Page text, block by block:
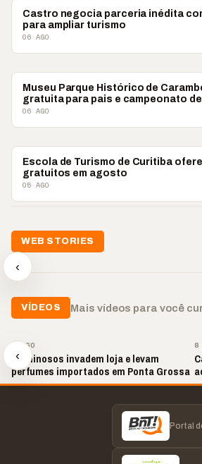
TURISMO
Castro negocia parceria inédita
para ampliar turismo
06 AGO
TURISMO
Museu Parque Histórico de
gratuita para pais e campeonato
06 AGO
TURISMO
Escola de Turismo de Curitiba
gratuitos em agosto
05 AGO
WEB STORIES
‹
📢💜 Agosto Lilás
reforça combate à
violência contra a
mulher
VÍDEOS Mais vídeos para você
‹
8 AGO
Criminosos invadem loja e levam
perfumes importados em Ponta Grossa
8
Portal